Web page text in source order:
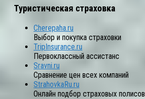
Туристическая страховка
Cherepaha.ru
Выбор и покупка страховки
TripInsurance.ru
Первоклассный ассистанс
Sravni.ru
Сравнение цен всех компаний
StrahovkaRu.ru
Онлайн подбор страховых полисов